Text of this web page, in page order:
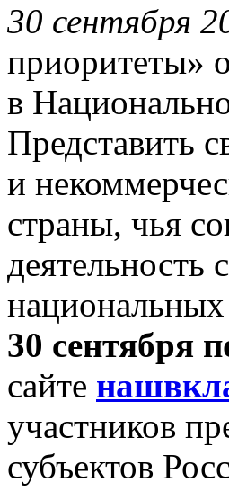
30 сентября
приоритеты»
в
Представить
и
страны, чья
деятельность
30 сентября
сайте
участников
субъектов